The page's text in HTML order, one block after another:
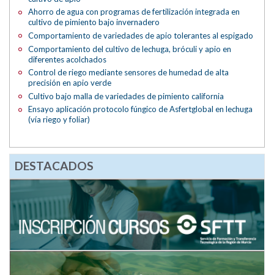
Ahorro de agua con programas de fertilización integrada en
cultivo de pimiento bajo invernadero
Comportamiento de variedades de apio tolerantes al espigado
Comportamiento del cultivo de lechuga, bróculi y apio en
diferentes acolchados
Control de riego mediante sensores de humedad de alta
precisión en apio verde
Cultivo bajo malla de variedades de pimiento california
Ensayo aplicación protocolo fúngico de Asfertglobal en lechuga
(vía riego y foliar)
DESTACADOS